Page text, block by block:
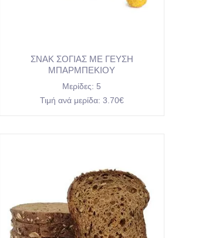
ΣΝΑΚ ΣΟΓΙΑΣ ΜΕ ΓΕΥΣΗ
ΜΠΑΡΜΠΕΚΙΟΥ
Μερίδες: 5
Τιμή ανά μερίδα: 3.70€